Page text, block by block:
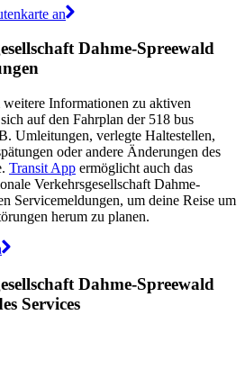
an
Dahme-Spreewald
weitere Informationen zu aktiven
auf den Fahrplan der 518 bus
Umleitungen, verlegte Haltestellen,
oder andere Änderungen des
Transit App ermöglicht auch das
Verkehrsgesellschaft Dahme-
Servicemeldungen, um deine Reise um
herum zu planen.
Dahme-Spreewald
Services